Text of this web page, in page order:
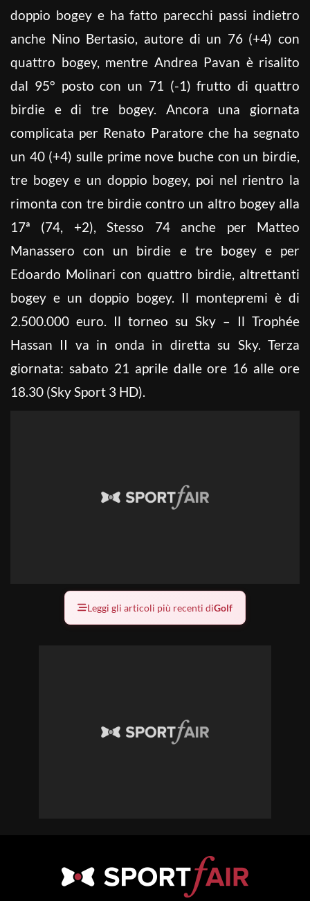
doppio bogey e ha fatto parecchi passi indietro
anche Nino Bertasio, autore di un 76 (+4) con
quattro bogey, mentre Andrea Pavan è risalito
dal 95° posto con un 71 (-1) frutto di quattro
birdie e di tre bogey. Ancora una giornata
complicata per Renato Paratore che ha segnato
un 40 (+4) sulle prime nove buche con un birdie,
tre bogey e un doppio bogey, poi nel rientro la
rimonta con tre birdie contro un altro bogey alla
17ª (74, +2), Stesso 74 anche per Matteo
Manassero con un birdie e tre bogey e per
Edoardo Molinari con quattro birdie, altrettanti
bogey e un doppio bogey. Il montepremi è di
2.500.000 euro. Il torneo su Sky – Il Trophée
Hassan II va in onda in diretta su Sky. Terza
giornata: sabato 21 aprile dalle ore 16 alle ore
18.30 (Sky Sport 3 HD).
Leggi gli articoli più recenti diGolf